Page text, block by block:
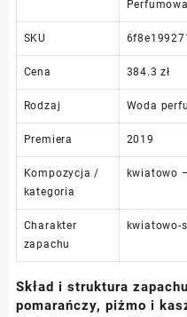
SKU
Cena 384.3 zł
Rodzaj Woda
Premiera 2019
Kompozycja /
kategoria
kwiatowo
Charakter
zapachu
kwiatowo-
Skład i struktura
pomarańczy, piżmo i